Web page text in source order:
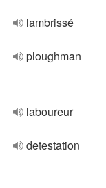
lambrissé
ploughman
laboureur
detestation